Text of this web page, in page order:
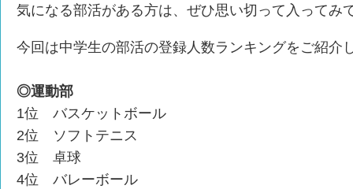
気になる部活がある方は、ぜひ思い切って入ってみ
今回は中学生の部活の登録人数ランキングをご紹介
◎運動部
1位 バスケットボール
2位 ソフトテニス
3位 卓球
4位 バレーボール